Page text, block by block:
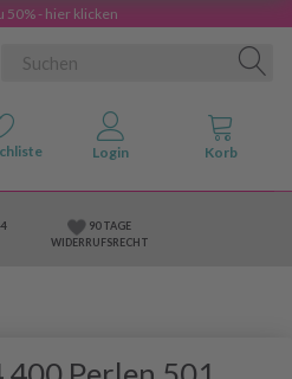
50% - hier klicken
90 TAGE
WIDERRUFSRECHT